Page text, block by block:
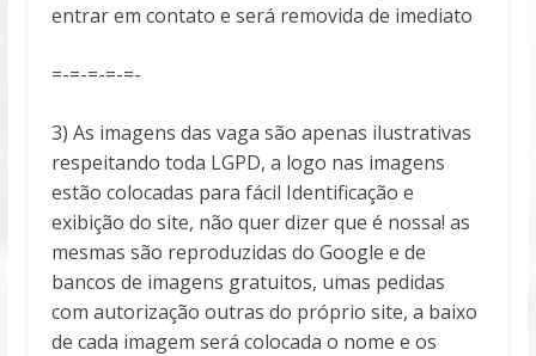
entrar em contato e será removida de imediato
=-=-=-=-=-
3) As imagens das vaga são apenas ilustrativas
respeitando toda LGPD, a logo nas imagens
estão colocadas para fácil Identificação e
exibição do site, não quer dizer que é nossa! as
mesmas são reproduzidas do Google e de
bancos de imagens gratuitos, umas pedidas
com autorização outras do próprio site, a baixo
de cada imagem será colocada o nome e os